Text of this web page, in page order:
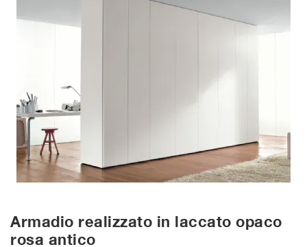
Armadio realizzato in laccato opaco
rosa antico